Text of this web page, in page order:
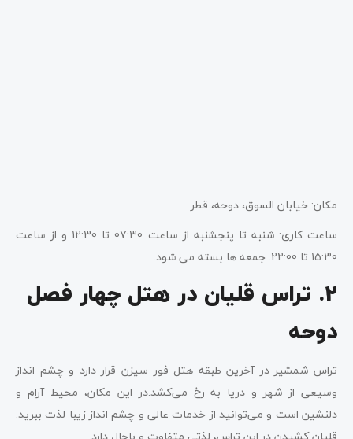
مکان: خیابان السوق، دوحه، قطر
ساعت کاری: شنبه تا پنجشنبه از ساعت 07:30 تا 12:30 و از ساعت
15:30 تا 22:00. جمعه ها بسته می شود.
2. تراس قلیان در هتل چهار فصل
دوحه
تراس شمشیر در آخرین طبقه هتل فور سیزن قرار دارد و چشم انداز
وسیعی از شهر و دریا به رخ می‌کشد.در این مکان، محیط آرام و
دلنشین است و می‌توانید از خدمات عالی و چشم انداز زیبا لذت ببرید.